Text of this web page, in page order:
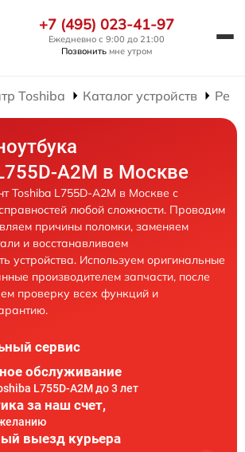
+7 (495) 023-41-97
Ежедневно с 9:00 до 21:00
Позвонить мне утром
Toshiba Каталог устройств
A2M в Москве
Toshiba L755D-A2M в Москве с
любой сложности. Проводим
причины поломки, заменяем
и восстанавливаем
устройства. Используем оригинальные
производителем запчасти, после
проверку всех функций и
сервис
обслуживание
L755D-A2M до 3 лет
за наш счет,
выезд курьера